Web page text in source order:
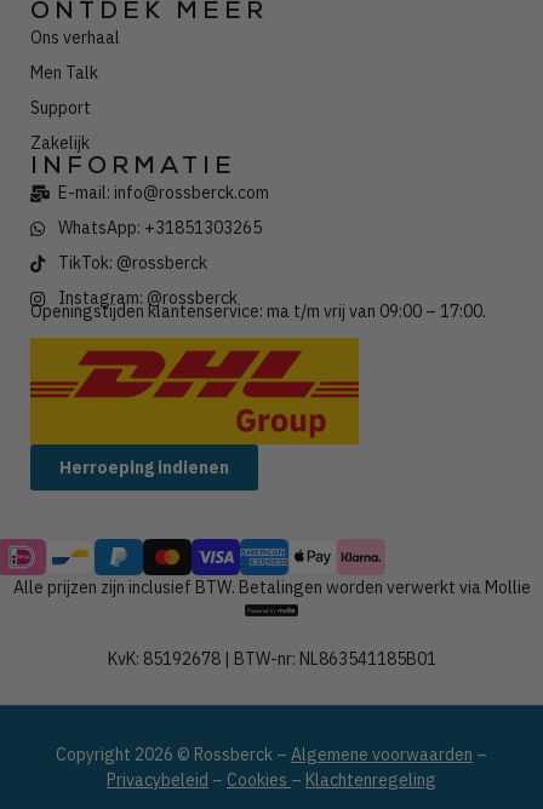
ONTDEK MEER
Ons verhaal
Men Talk
Support
Zakelijk
INFORMATIE
E-mail: info@rossberck.com
WhatsApp: +31851303265
TikTok: @rossberck
Instagram: @rossberck
Openingstijden klantenservice: ma t/m vrij van 09:00 – 17:00.
Wij verzenden met:
Herroeping indienen
Alle prijzen zijn inclusief BTW. Betalingen worden verwerkt via Mollie
KvK: 85192678 | BTW-nr: NL863541185B01
Copyright 2026 © Rossberck – Algemene voorwaarden –
Privacybeleid – Cookies – Klachtenregeling